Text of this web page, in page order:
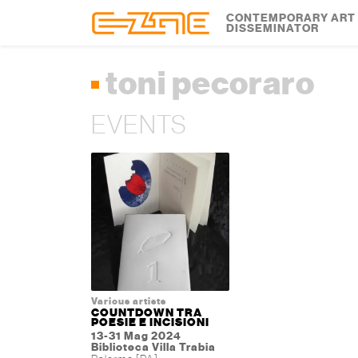
CONTEMPORARY ART
DISSEMINATOR
toni pecoraro
EVENTS
Various artists
COUNTDOWN TRA
POESIE E INCISIONI
13-31 Mag 2024
Biblioteca Villa Trabia